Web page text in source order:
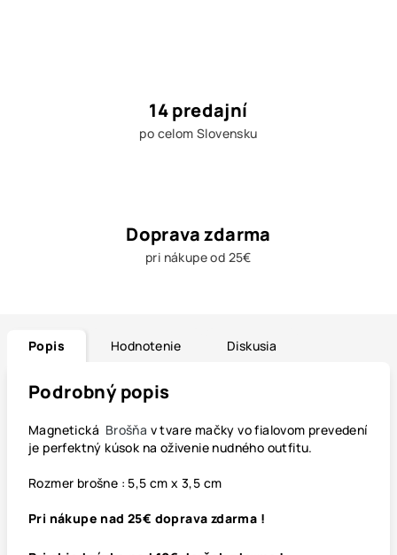
14 predajní
po celom Slovensku
Doprava zdarma
pri nákupe od 25€
Popis Hodnotenie Diskusia
Podrobný popis
Magnetická Brošňa v tvare mačky vo fialovom prevedení
je perfektný kúsok na oživenie nudného outfitu.
Rozmer brošne : 5,5 cm x 3,5 cm
Pri nákupe nad 25€ doprava zdarma !